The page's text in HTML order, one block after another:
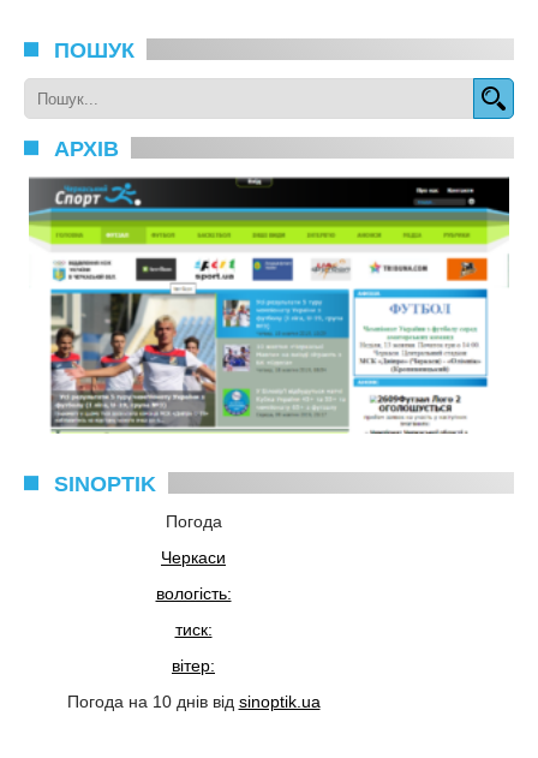
ПОШУК
АРХІВ
SINOPTIK
Погода
Черкаси
вологість:
тиск:
вітер:
Погода на 10 днів від sinoptik.ua